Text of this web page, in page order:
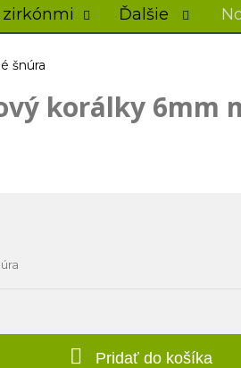
Ďalšie
šnúra
korálky 6mm
Pridať do košíka